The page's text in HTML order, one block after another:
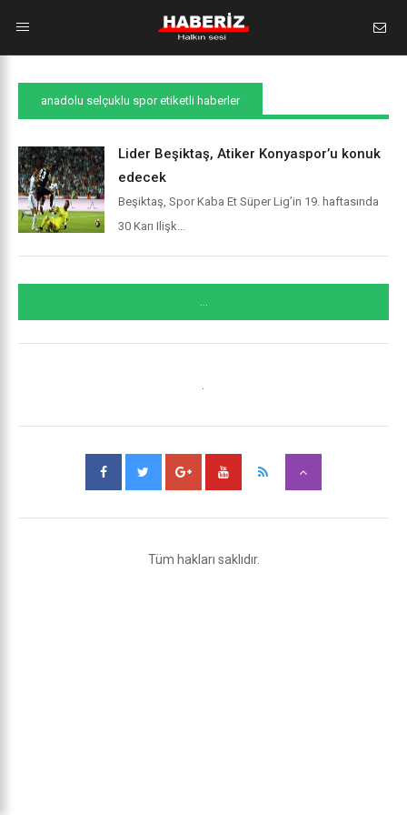
anadolu selçuklu spor etiketli haberler
Lider Beşiktaş, Atiker Konyaspor’u konuk
edecek
Beşiktaş, Spor Kaba Et Süper Lig’in 19. haftasında
30 Karı Ilişk...
...
Tüm hakları saklıdır.